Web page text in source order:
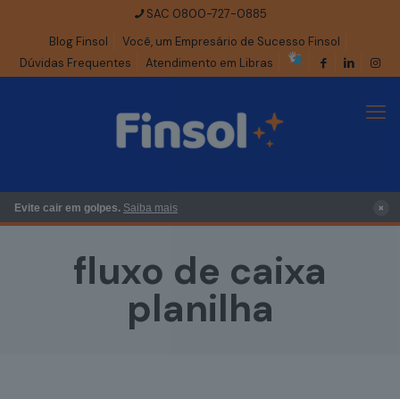
SAC 0800-727-0885
Blog Finsol
Você, um Empresário de Sucesso Finsol
Dúvidas Frequentes
Atendimento em Libras
Evite cair em golpes. Saiba mais ×
fluxo de caixa
planilha